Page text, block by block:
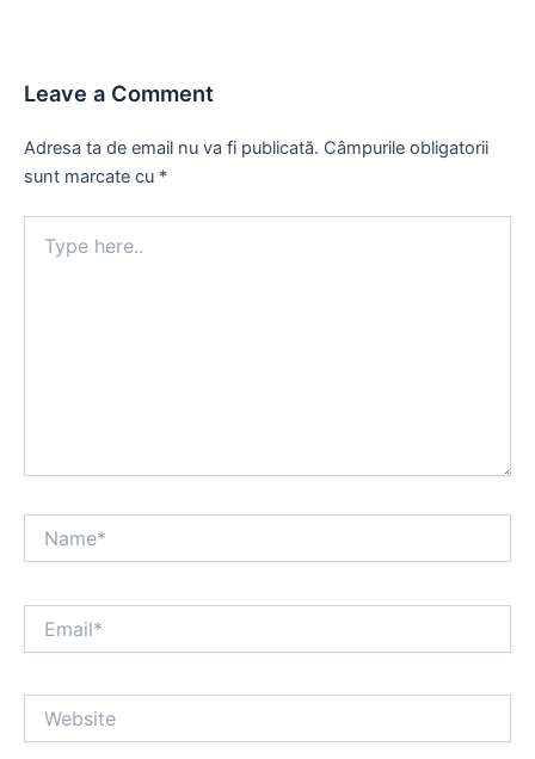
Leave a Comment
Adresa ta de email nu va fi publicată. Câmpurile obligatorii
sunt marcate cu *
here..